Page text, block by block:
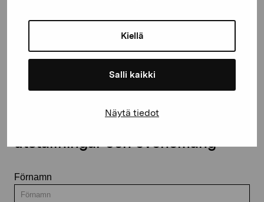
Kiellä
Salli kaikki
Näytä tiedot
Kontakta oss
Håll dig uppdaterad om aktuella
utställningar och evenemang
Förnamn